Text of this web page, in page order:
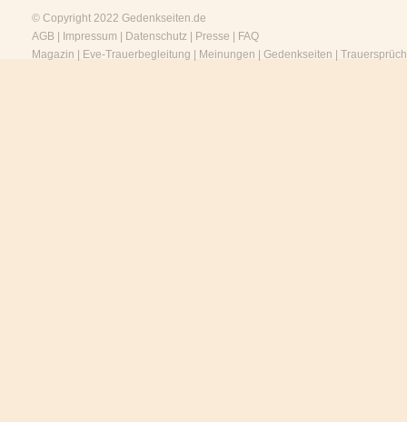
© Copyright 2022 Gedenkseiten.de
AGB
Impressum Datenschutz Presse
FAQ
Magazin
Eve-Trauerbegleitung Meinungen Gedenkseiten